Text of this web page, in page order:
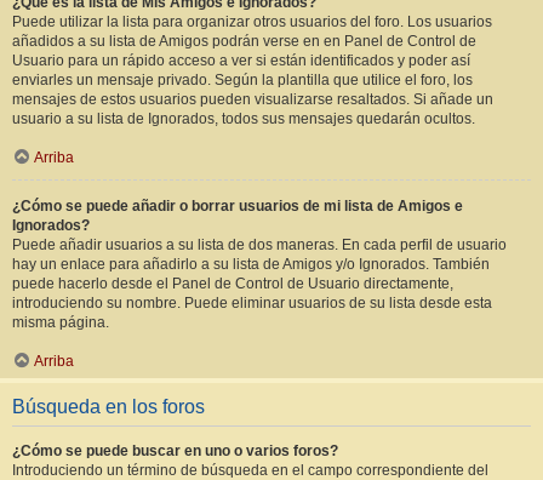
Puede utilizar la lista para organizar otros usuarios del foro. Los usuarios
añadidos a su lista de Amigos podrán verse en en Panel de Control de
Usuario para un rápido acceso a ver si están identificados y poder así
enviarles un mensaje privado. Según la plantilla que utilice el foro, los
mensajes de estos usuarios pueden visualizarse resaltados. Si añade un
usuario a su lista de Ignorados, todos sus mensajes quedarán ocultos.
Arriba
¿Cómo se puede añadir o borrar usuarios de mi lista de Amigos e
Ignorados?
Puede añadir usuarios a su lista de dos maneras. En cada perfil de usuario
hay un enlace para añadirlo a su lista de Amigos y/o Ignorados. También
puede hacerlo desde el Panel de Control de Usuario directamente,
introduciendo su nombre. Puede eliminar usuarios de su lista desde esta
misma página.
Arriba
Búsqueda en los foros
¿Cómo se puede buscar en uno o varios foros?
Introduciendo un término de búsqueda en el campo correspondiente del